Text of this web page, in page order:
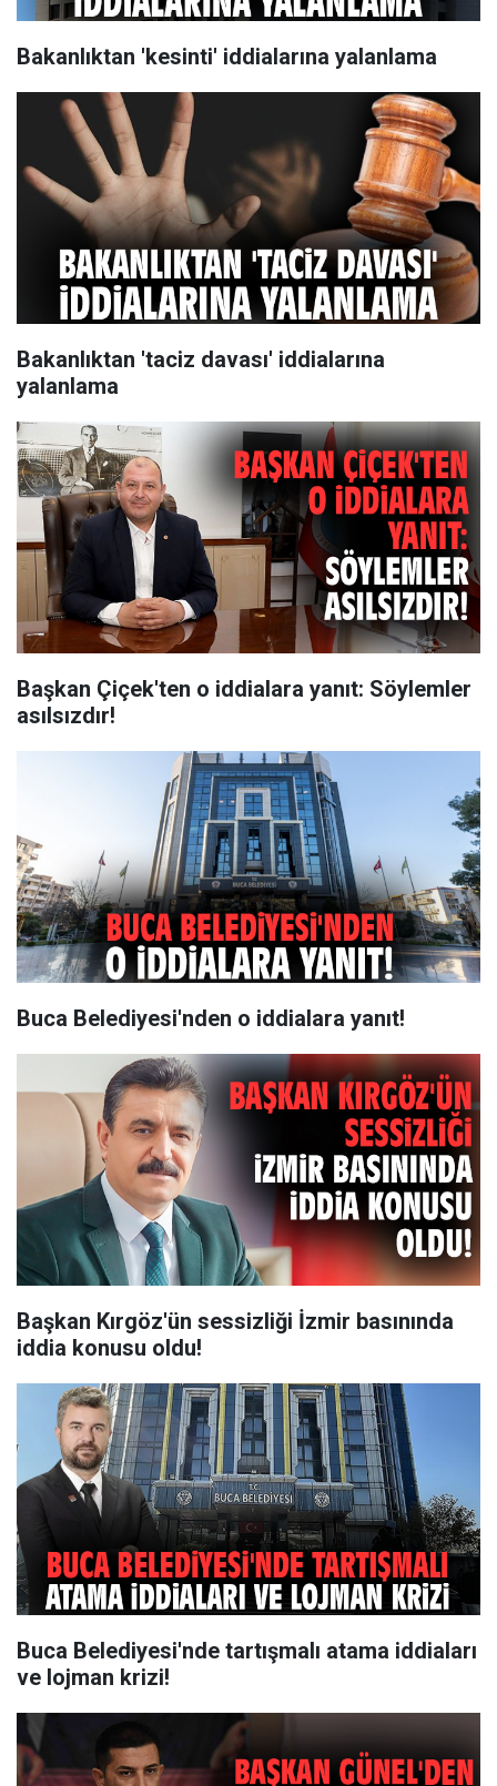
Bakanlıktan 'kesinti' iddialarına yalanlama
Bakanlıktan 'taciz davası' iddialarına
yalanlama
Başkan Çiçek'ten o iddialara yanıt: Söylemler
asılsızdır!
Buca Belediyesi'nden o iddialara yanıt!
Başkan Kırgöz'ün sessizliği İzmir basınında
iddia konusu oldu!
Buca Belediyesi'nde tartışmalı atama iddiaları
ve lojman krizi!